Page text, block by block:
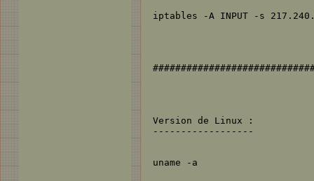
iptables -A INPUT -s
Version de Linux :
------------------
uname -a